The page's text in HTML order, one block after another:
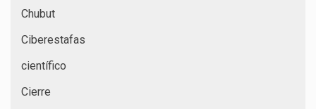
Chubut
Ciberestafas
científico
Cierre